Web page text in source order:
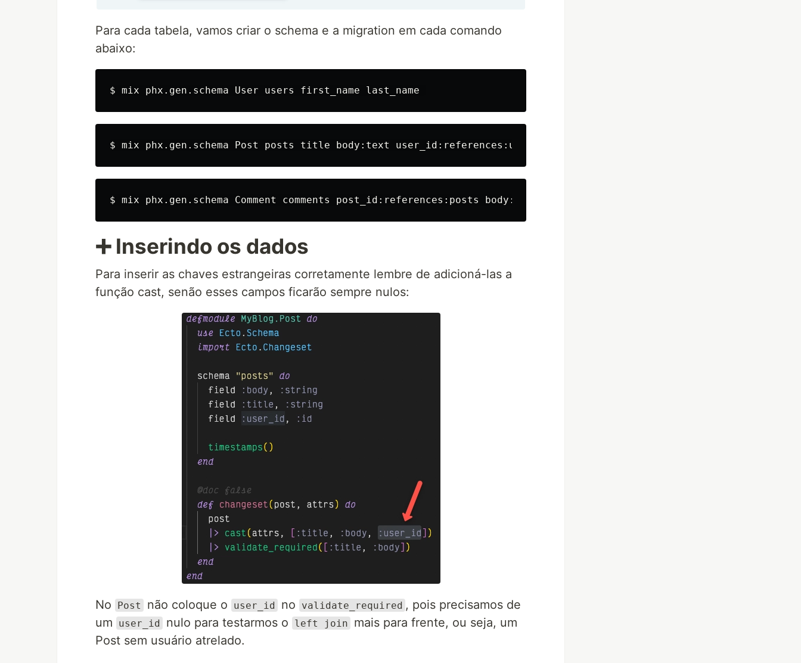
Para cada tabela, vamos criar o schema e a migration em cada comando
abaixo:
$ mix phx.gen.schema User users
$
$
➕ Inserindo os dados
Para inserir as chaves estrangeiras corretamente lembre de adicioná-las a
função cast, senão esses campos ficarão sempre nulos:
No Post não coloque o user_id no validate_required , pois precisamos de
um
user_id nulo para testarmos o left join
mais para frente, ou seja, um
Post sem usuário atrelado.